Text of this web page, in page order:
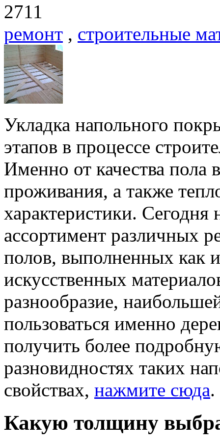
2711
ремонт , строительные
Укладка напольного
этапов в процессе
Именно от качества пола
проживания, а также
характеристики.
ассортимент различных
полов, выполненных как
искусственных
разнообразие,
пользоваться именно
получить более
разновидностях таких
свойствах, нажмите сюда.
Какую толщину